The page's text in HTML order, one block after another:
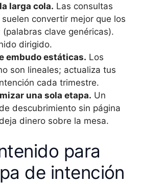
larga cola. Las consultas
convertir mejor que los
(palabras clave genéricas).
dirigido.
embudo estáticas. Los
son lineales; actualiza tus
cada trimestre.
una sola etapa. Un
descubrimiento sin página
dinero sobre la mesa.
para
de intención